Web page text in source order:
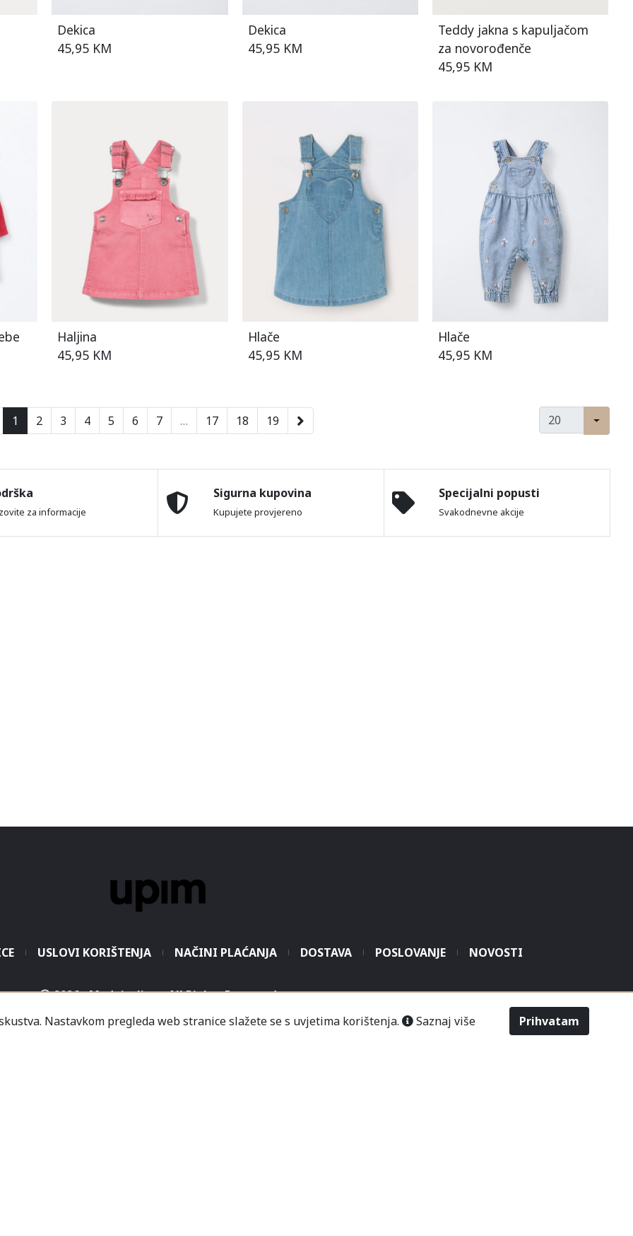
Nastavkom pregleda web stranice slažete se s uvjetima korištenja. Saznaj više Prihvatam
Dekica
45,95 KM
Dekica
45,95 KM
Teddy jakna s kapuljačom
za novorođenče
45,95 KM
Haljina
45,95 KM
Hlače
45,95 KM
Hlače
45,95 KM
1 2 3 4 5 6 7 … 17 18 19
za informacije
Sigurna kupovina
Kupujete provjereno
Specijalni popusti
Svakodnevne akcije
USLOVI KORIŠTENJA NAČINI PLAĆANJA DOSTAVA POSLOVANJE NOVOSTI
2026 - Modaitaliana All Rights Reserved
- Sjedište poduzeća je unutar Prodajnog centra „Mališić“ Čitluk-Međugorje.